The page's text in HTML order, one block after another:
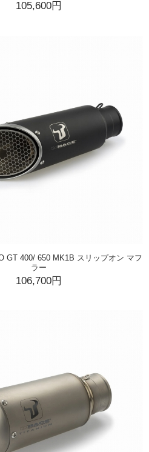
105,600円
GT 400/ 650 MK1B スリップオン マフ
ラー
106,700円